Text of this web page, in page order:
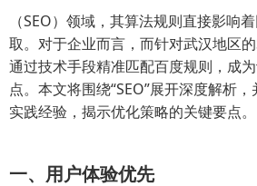
（SEO）领域，其算法规则直接影响
取。对于企业而言，而针对武汉地区
通过技术手段精准匹配百度规则，成
点。本文将围绕“SEO”展开深度解析
实践经验，揭示优化策略的关键要点。
一、用户体验优先